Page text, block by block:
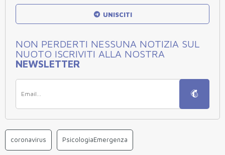
UNISCITI
NON PERDERTI NESSUNA NOTIZIA SUL
NUOTO ISCRIVITI ALLA NOSTRA
NEWSLETTER
coronavirus PsicologiaEmergenza